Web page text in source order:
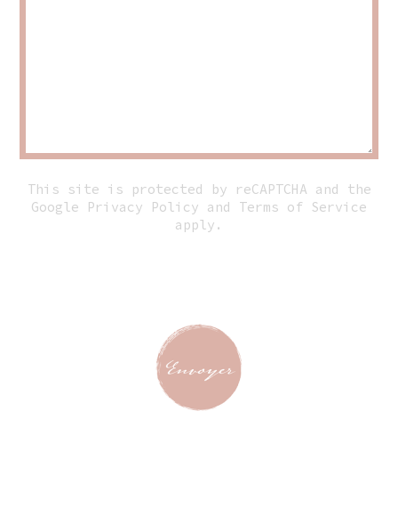
This site is protected by reCAPTCHA and the
Google
Privacy Policy and Terms of Service
apply.